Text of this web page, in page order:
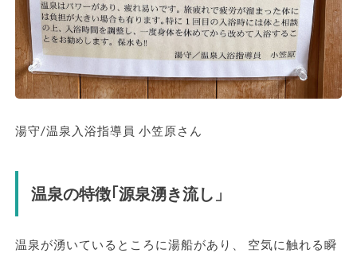
湯守/温泉入浴指導員 小笠原さん
温泉の特徴｢源泉湧き流し」
温泉が湧いているところに湯船があり、 空気に触れる瞬